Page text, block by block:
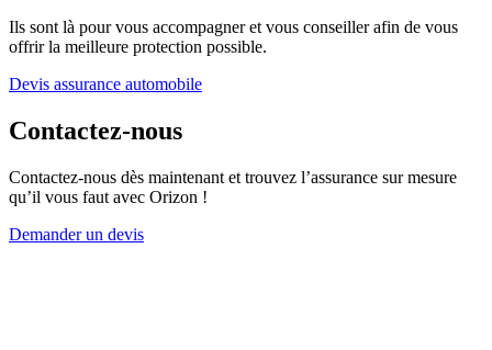
Ils sont là pour vous accompagner et vous conseiller afin de vous
offrir la meilleure protection possible.
Devis assurance automobile
Contactez-nous
Contactez-nous dès maintenant et trouvez l’assurance sur mesure
qu’il vous faut avec Orizon !
Demander un devis